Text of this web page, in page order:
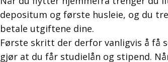
depositum og første husleie, og du
betale utgiftene dine.
Første skritt der derfor vanligvis å få
gjør at du får studielån og stipend.